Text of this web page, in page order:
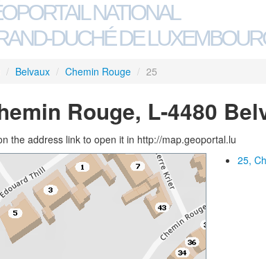
NATIONAL
DUCHÉ DE
/ Belvaux / Chemin Rouge / 25
Rouge, L-4480
the address link to open it in http://map.geoportal.lu
25,